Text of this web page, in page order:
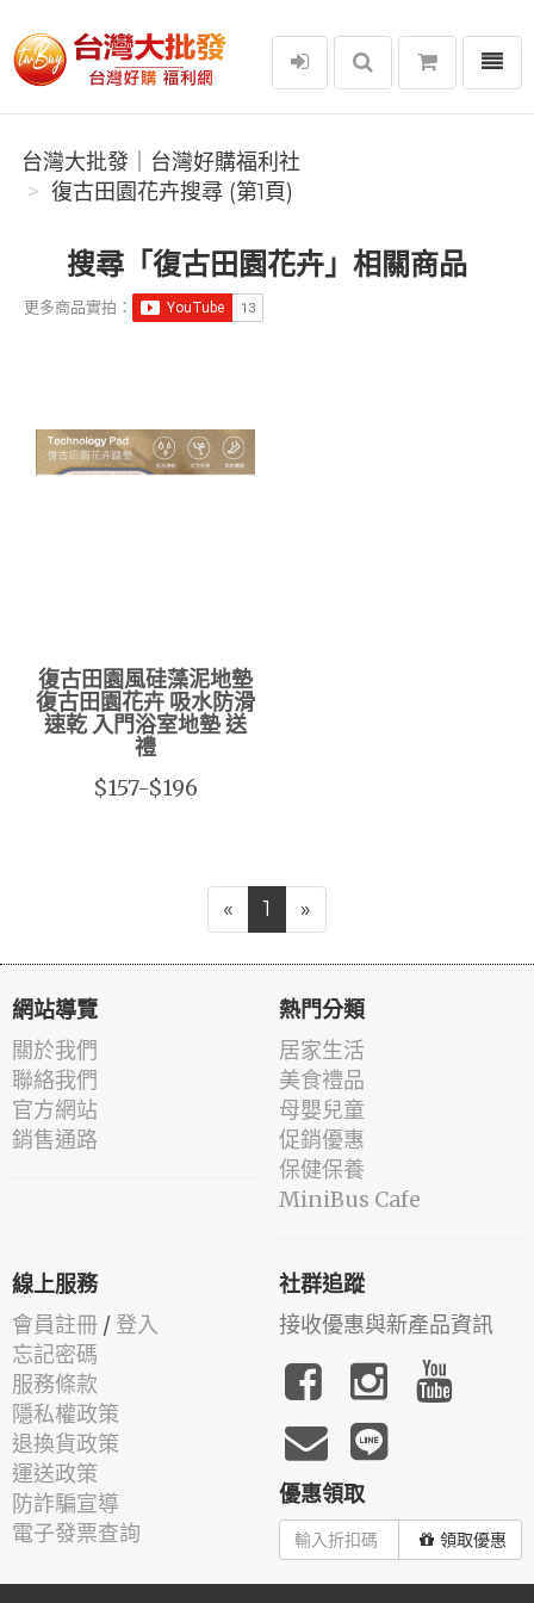
台灣大批發｜台灣好購福利社
選單
台灣大批發｜台灣好購福利社
復古田園花卉搜尋 (第1頁)
搜尋「復古田園花卉」相關商品
更多商品實拍：
復古田園風硅藻泥地墊
復古田園花卉 吸水防滑
速乾 入門浴室地墊 送
禮
$157-$196
« 1 »
網站導覽
關於我們
聯絡我們
官方網站
銷售通路
熱門分類
居家生活
美食禮品
母嬰兒童
促銷優惠
保健保養
MiniBus Cafe
線上服務
會員註冊 / 登入
忘記密碼
服務條款
隱私權政策
退換貨政策
運送政策
防詐騙宣導
電子發票查詢
社群追蹤
接收優惠與新產品資訊
優惠領取
領取優惠